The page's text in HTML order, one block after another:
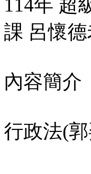
114年 超
課 呂懷
內容簡介
行政法(